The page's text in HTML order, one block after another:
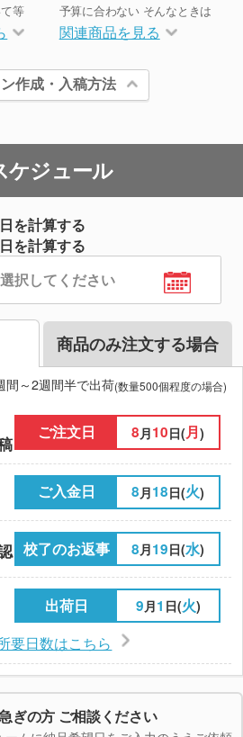
等 予算に合わない そんなときは
関連商品を見る
作成・入稿方法
ケジュール
を計算する
を計算する
商品のみ注文する場合
間～2週間半で出荷(数量500個程度の場合)
ご注文日 8 月10日(月)
ご入金日 8 月18日(火)
校了のお返事 8月19日(水)
出荷日 9月1 日(火)
要日数はこちら
ぎの方 ご相談ください